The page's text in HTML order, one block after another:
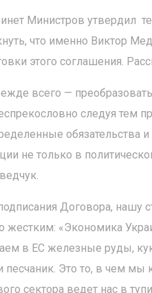
Министров утвердил
что именно Виктор
этого соглашения.
всего —
следуя тем
обязательства
не только в
Договора, нашу
жестким: «Экономика
в ЕС железные руды,
песчаник. Это то, в чем
сектора ведет нас в